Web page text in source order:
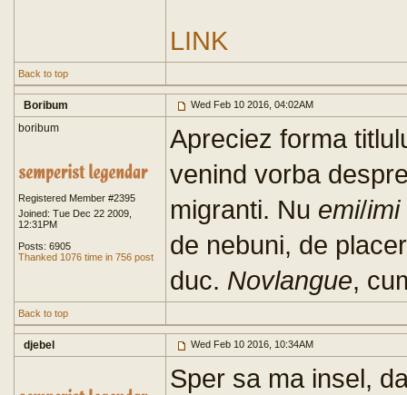
LINK
Back to top
Boribum Wed Feb 10 2016, 04:02AM
boribum
Registered Member #2395
Joined: Tue Dec 22 2009,
12:31PM
Posts: 6905
Thanked 1076 time in 756 post
Apreciez forma
venind vorba
migranti. Nu emi/imi
de nebuni, de
duc. Novlangue,
Back to top
djebel Wed Feb 10 2016, 10:34AM
Sper sa ma insel,